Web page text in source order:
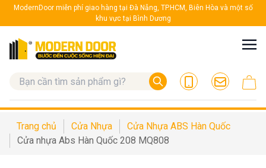
ModernDoor miễn phí giao hàng tại Đà Nẵng, TP.HCM, Biên Hòa và một số
khu vực tại Bình Dương
Trang chủ Cửa Nhựa
Cửa Nhựa ABS Hàn Quốc
Cửa nhựa Abs Hàn Quốc 208 MQ808